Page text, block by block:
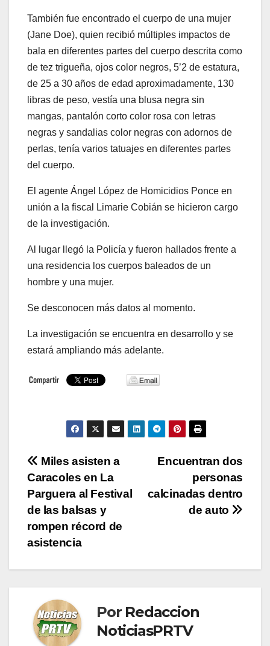
También fue encontrado el cuerpo de una mujer
(Jane Doe), quien recibió múltiples impactos de
bala en diferentes partes del cuerpo descrita como
de tez trigueña, ojos color negros, 5’2 de estatura,
de 25 a 30 años de edad aproximadamente, 130
libras de peso, vestía una blusa negra sin
mangas, pantalón corto color rosa con letras
negras y sandalias color negras con adornos de
perlas, tenía varios tatuajes en diferentes partes
del cuerpo.
El agente Ángel López de Homicidios Ponce en
unión a la fiscal Limarie Cobián se hicieron cargo
de la investigación.
Al lugar llegó la Policía y fueron hallados frente a
una residencia los cuerpos baleados de un
hombre y una mujer.
Se desconocen más datos al momento.
La investigación se encuentra en desarrollo y se
estará ampliando más adelante.
Navegación
de
entradas
Encuentran dos
personas
calcinadas dentro
de auto
Miles asisten a
Caracoles en La
Parguera al Festival
de las balsas y
rompen récord de
asistencia
Por Redaccion
NoticiasPRTV